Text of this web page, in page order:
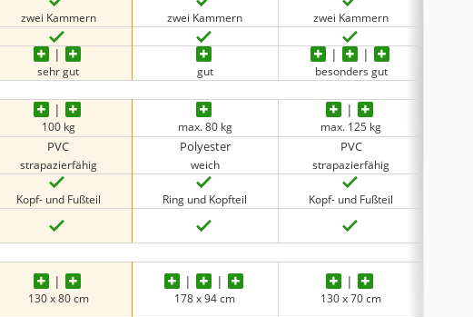
zwei Kammern zwei Kammern zwei Kammern
sehr gut gut besonders gut
100 kg max. 80 kg max. 125 kg
PVC
strapazierfähig
Polyester
weich
PVC
strapazierfähig
Kopf- und Fußteil Ring und Kopfteil Kopf- und Fußteil
130 x 80 cm 178 x 94 cm 130 x 70 cm